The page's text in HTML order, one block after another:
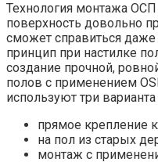
Технология монтажа
поверхность довольно
сможет справиться
принцип при настилке
создание прочной,
полов с применением
используют три
прямое крепление
на пол из старых
монтаж с